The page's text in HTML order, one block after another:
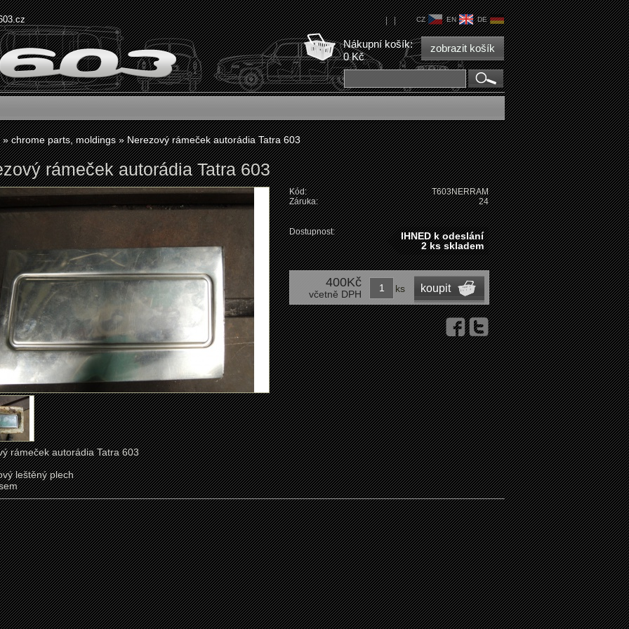
CZ EN DE
||
Nákupní košík:
0 Kč
zobrazit košík
»chrome parts, moldings»Nerezový rámeček autorádia Tatra 603
rámeček autorádia Tatra 603
Kód:
T603NERRAM
Záruka:
24
Dostupnost:
IHNED k odeslání
2 ks skladem
400Kč
včetně DPH ks koupit
rámeček autorádia Tatra 603
leštěný plech